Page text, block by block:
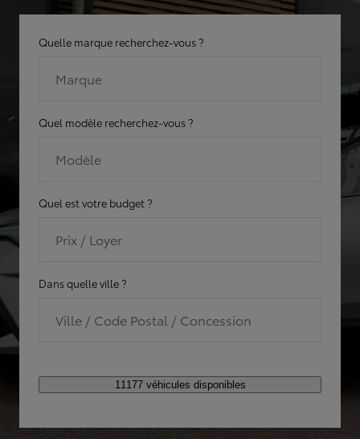
Quelle marque recherchez-vous ?
Marque
Quel modèle recherchez-vous ?
Modèle
Quel est votre budget ?
Prix / Loyer
Dans quelle ville ?
Ville / Code Postal / Concession
11177 véhicules disponibles